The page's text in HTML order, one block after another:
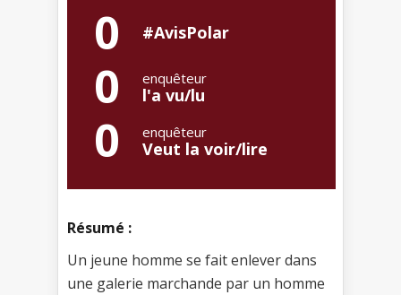
0 #AvisPolar
0 enquêteur
l'a vu/lu
0 enquêteur
Veut la voir/lire
Résumé :
Un jeune homme se fait enlever dans
une galerie marchande par un homme